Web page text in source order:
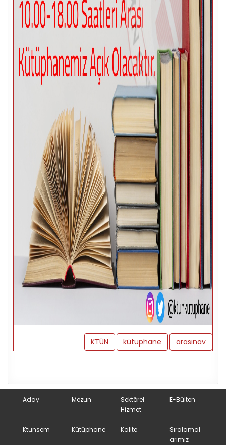
KTÜN kütüphane arasınav
Aday Mezun
Sektörel
Hizmet
E-Bülten
Ktunsem Kütüphane Kalite
Sıralamal
arımız